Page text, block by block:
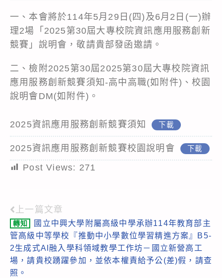
一、本會將於114年5月29日(四)及6月2日(一)辦
理2場「2025第30屆大專校院資訊應用服務創新
競賽」說明會，敬請貴部發函邀請。
二、檢附2025第30屆2025第30屆大專校院資訊
應用服務創新競賽須知-高中高職(如附件)、校園
說明會DM(如附件)。
2025資訊應用服務創新競賽須知 下載
2025資訊應用服務創新競賽校園說明會 下載
Post Views: 271
Read
more
articles
上一篇文章
轉知
國立中興大學附屬高級中學承辦114年教育部主
管高級中等學校『推動中小學數位學習精進方案』B5-
2生成式AI融入學科領域教學工作坊－國立新營高工
場，請貴校踴躍參加，並依本權責給予公(差)假，請查
照。